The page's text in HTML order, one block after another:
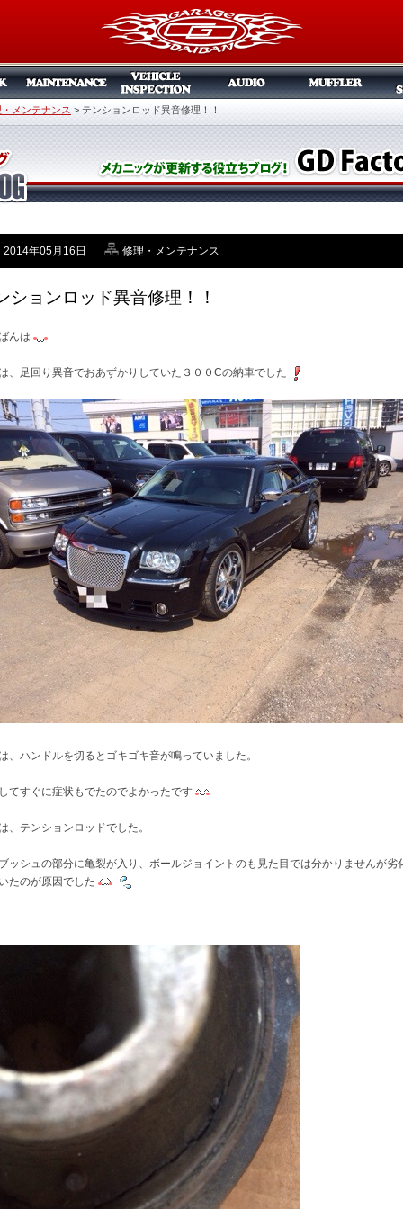
メンテナンス > テンションロッド異音修理！！
2014年05月16日 修理・メンテナンス
ションロッド異音修理！！
んは
、足回り異音でおあずかりしていた３００Cの納車でした
、ハンドルを切るとゴキゴキ音が鳴っていました。
てすぐに症状もでたのでよかったです
、テンションロッドでした。
ッシュの部分に亀裂が入り、ボールジョイントのも見た目では分かりませんが劣
たのが原因でした